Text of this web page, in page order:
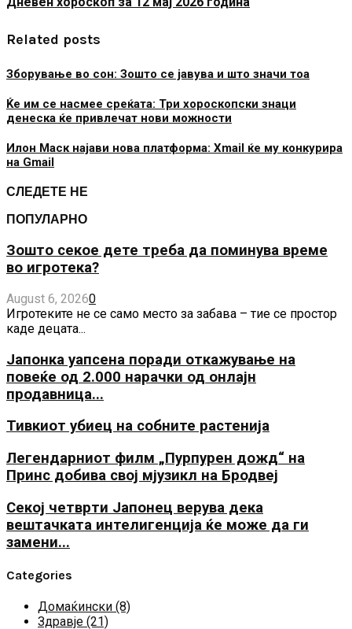
Related posts
Зборување во сон: Зошто се јавува и што значи тоа
Ќе им се насмее среќата: Три хороскопски знаци
денеска ќе привлечат нови можности
Илон Маск најави нова платформа: Xmail ќе му конкурира
на Gmail
СЛЕДЕТЕ НЕ
ПОПУЛАРНО
Зошто секое дете треба да поминува време
во игротека?
August 6, 20260
Игротеките не се само место за забава – тие се простор
каде децата...
Јапонка уапсена поради откажување на
повеќе од 2.000 нарачки од онлајн
продавница...
Тивкиот убиец на собните растенија
Легендарниот филм „Пурпурен дожд“ на
Принс добива свој мјузикл на Бродвеј
Секој четврти Јапонец верува дека
вештачката интелигенција ќе може да ги
замени...
Categories
Домаќински (8)
Здравје (21)